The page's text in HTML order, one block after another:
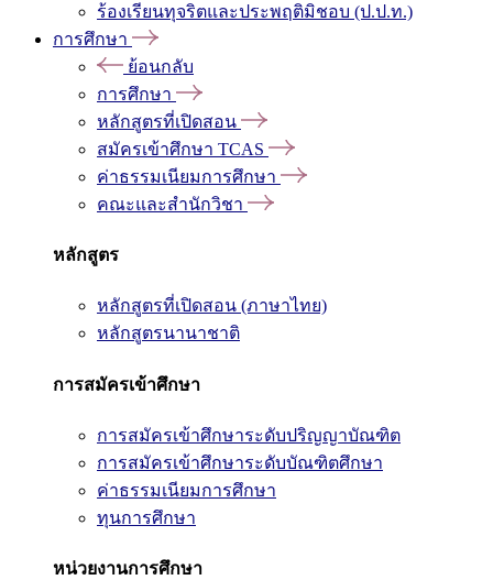
ร้องเรียนทุจริตและประพฤติมิชอบ (ป.ป.ท.)
การศึกษา
ย้อนกลับ
การศึกษา
หลักสูตรที่เปิดสอน
สมัครเข้าศึกษา TCAS
ค่าธรรมเนียมการศึกษา
คณะและสำนักวิชา
หลักสูตร
หลักสูตรที่เปิดสอน (ภาษาไทย)
หลักสูตรนานาชาติ
การสมัครเข้าศึกษา
การสมัครเข้าศึกษาระดับปริญญาบัณฑิต
การสมัครเข้าศึกษาระดับบัณฑิตศึกษา
ค่าธรรมเนียมการศึกษา
ทุนการศึกษา
หน่วยงานการศึกษา